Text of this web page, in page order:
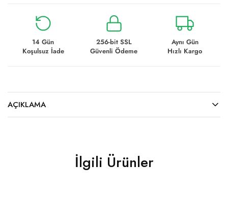
14 Gün
Koşulsuz İade
256-bit SSL
Güvenli Ödeme
Aynı Gün
Hızlı Kargo
AÇIKLAMA
İlgili Ürünler